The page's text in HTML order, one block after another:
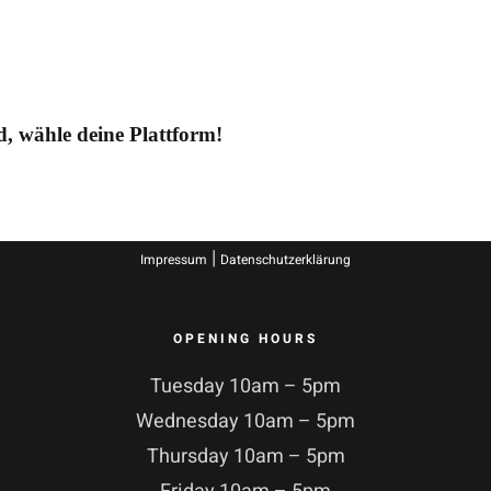
wähle deine Plattform!
Impressum | Datenschutzerklärung
OPENING HOURS
Tuesday 10am – 5pm
Wednesday 10am – 5pm
Thursday 10am – 5pm